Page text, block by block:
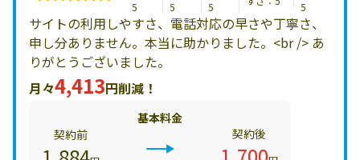
5
5
5
5
サイトの利用しやすさ、電話対応の早さや丁寧さ、
申し分ありません。本当に助かりました。<br /> あ
りがとうございました。
月々4,413円削減！
基本料金
契約前
契約後